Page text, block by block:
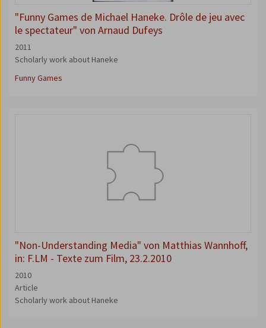
"Funny Games de Michael Haneke. Drôle de jeu avec
le spectateur" von Arnaud Dufeys
2011
Scholarly work about Haneke
Funny Games
"Non-Understanding Media" von Matthias Wannhoff,
in: F.LM - Texte zum Film, 23.2.2010
2010
Article
Scholarly work about Haneke